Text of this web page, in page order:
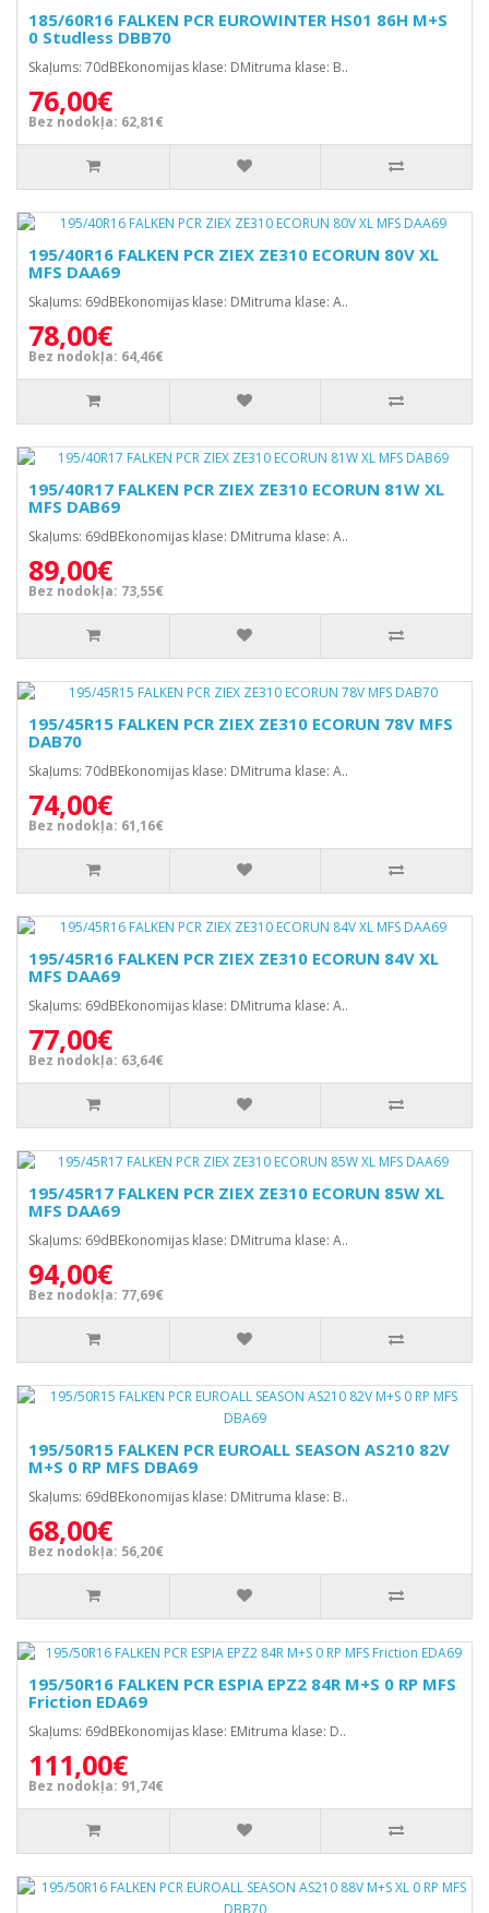
185/60R16 FALKEN PCR EUROWINTER HS01 86H M+S
0 Studless DBB70
Skaļums: 70dBEkonomijas klase: DMitruma klase: B..
76,00€
Bez nodokļa: 62,81€
195/40R16 FALKEN PCR ZIEX ZE310 ECORUN 80V XL
MFS DAA69
Skaļums: 69dBEkonomijas klase: DMitruma klase: A..
78,00€
Bez nodokļa: 64,46€
195/40R17 FALKEN PCR ZIEX ZE310 ECORUN 81W XL
MFS DAB69
Skaļums: 69dBEkonomijas klase: DMitruma klase: A..
89,00€
Bez nodokļa: 73,55€
195/45R15 FALKEN PCR ZIEX ZE310 ECORUN 78V MFS
DAB70
Skaļums: 70dBEkonomijas klase: DMitruma klase: A..
74,00€
Bez nodokļa: 61,16€
195/45R16 FALKEN PCR ZIEX ZE310 ECORUN 84V XL
MFS DAA69
Skaļums: 69dBEkonomijas klase: DMitruma klase: A..
77,00€
Bez nodokļa: 63,64€
195/45R17 FALKEN PCR ZIEX ZE310 ECORUN 85W XL
MFS DAA69
Skaļums: 69dBEkonomijas klase: DMitruma klase: A..
94,00€
Bez nodokļa: 77,69€
195/50R15 FALKEN PCR EUROALL SEASON AS210 82V
M+S 0 RP MFS DBA69
Skaļums: 69dBEkonomijas klase: DMitruma klase: B..
68,00€
Bez nodokļa: 56,20€
195/50R16 FALKEN PCR ESPIA EPZ2 84R M+S 0 RP MFS
Friction EDA69
Skaļums: 69dBEkonomijas klase: EMitruma klase: D..
111,00€
Bez nodokļa: 91,74€